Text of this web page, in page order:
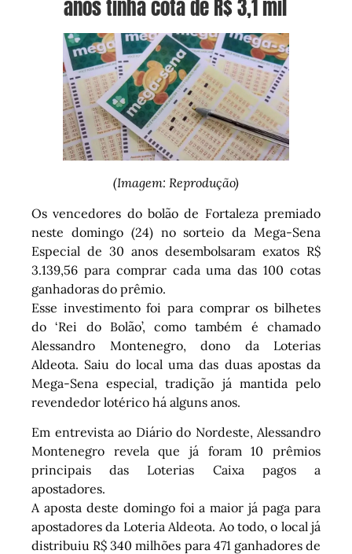
anos tinha cota de R$ 3,1 mil
(Imagem: Reprodução)
Os vencedores do bolão de Fortaleza premiado
neste domingo (24) no sorteio da Mega-Sena
Especial de 30 anos desembolsaram exatos R$
3.139,56 para comprar cada uma das 100 cotas
ganhadoras do prêmio.
Esse investimento foi para comprar os bilhetes
do ‘Rei do Bolão’, como também é chamado
Alessandro Montenegro, dono da Loterias
Aldeota. Saiu do local uma das duas apostas da
Mega-Sena especial, tradição já mantida pelo
revendedor lotérico há alguns anos.
Em entrevista ao Diário do Nordeste, Alessandro
Montenegro revela que já foram 10 prêmios
principais das Loterias Caixa pagos a
apostadores.
A aposta deste domingo foi a maior já paga para
apostadores da Loteria Aldeota. Ao todo, o local já
distribuiu R$ 340 milhões para 471 ganhadores de